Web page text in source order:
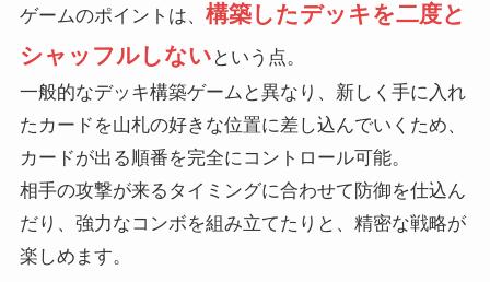
ゲームのポイントは、 構築したデッキを二度と
シャッフルしない という点。
一般的なデッキ構築ゲームと異なり、新しく手に入れ
たカードを山札の好きな位置に差し込んでいくため、
カードが出る順番を完全にコントロール可能。
相手の攻撃が来るタイミングに合わせて防御を仕込ん
だり、強力なコンボを組み立てたりと、精密な戦略が
楽しめます。